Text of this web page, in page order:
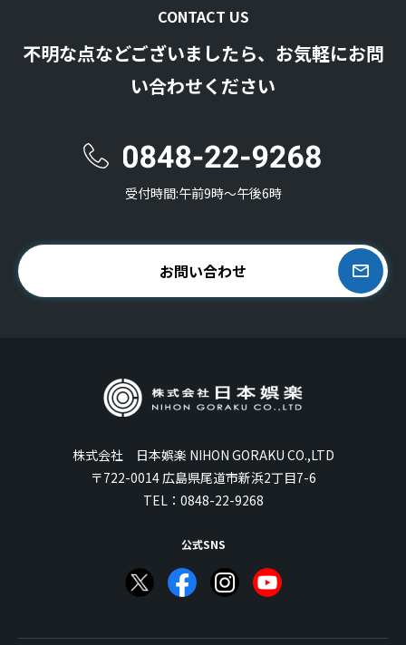
CONTACT US
不明な点などございましたら、お気軽にお問
い合わせください
受付時間:午前9時〜午後6時
お問い合わせ
株式会社 日本娯楽 NIHON GORAKU CO.,LTD
〒722-0014 広島県尾道市新浜2丁目7-6
TEL： 0848-22-9268
公式SNS